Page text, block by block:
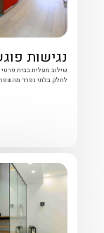
נגישות
שילוב מעלית בבית פרטי
לחלק בלתי נפרד